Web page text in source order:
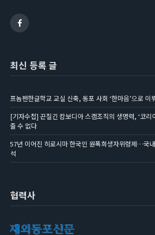
Facebook
최신 등록 글
프놈펜한글학교 교실 신축, 동포 사회 ‘한마음’으로 이
[기자수첩] 끈질긴 캄보디아 스캠조직의 생명력, ‘코리
출 수 없다
57년 이어진 히로시마 한국인 원폭희생자위령제…국
석
협력사